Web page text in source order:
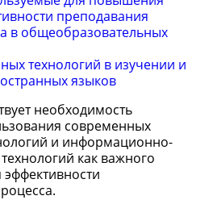
преподавания
в общеобразовательных
технологий в изучении и
языков
необходимость
современных
и информационно-
как важного